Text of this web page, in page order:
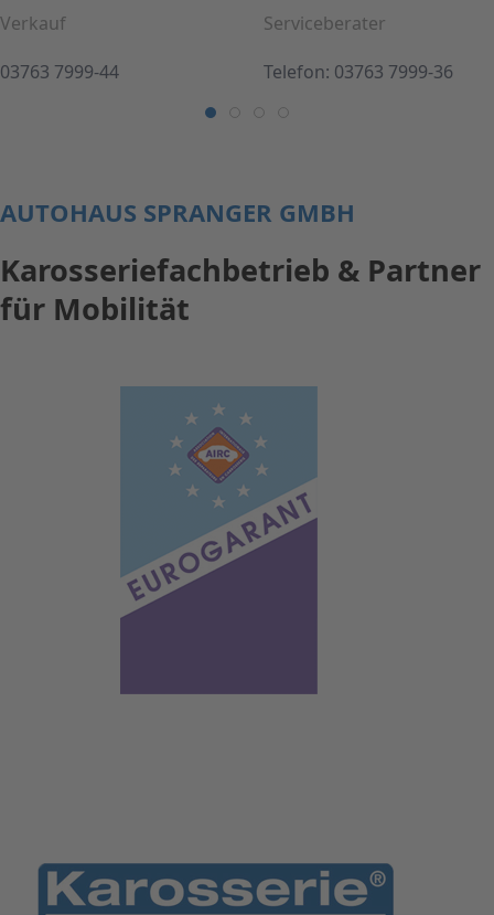
Verkauf
03763 7999-44
Serviceberater
Telefon: 03763 7999-36
AUTOHAUS SPRANGER GMBH
Karosseriefachbetrieb & Partner
für Mobilität